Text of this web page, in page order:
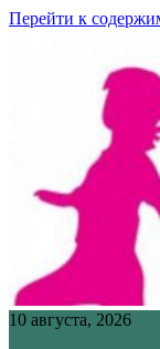
Перейти к
10 августа, 2026